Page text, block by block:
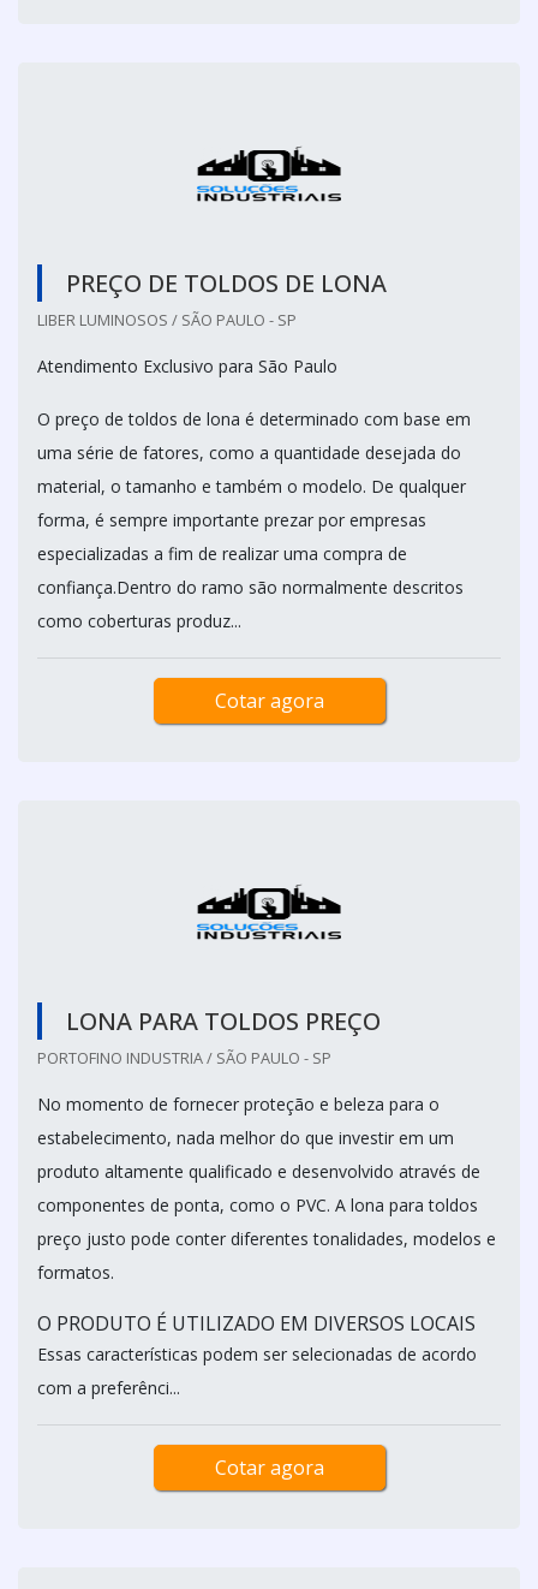
PREÇO DE TOLDOS DE LONA
LIBER LUMINOSOS / SÃO PAULO - SP
Atendimento Exclusivo para São Paulo
O preço de toldos de lona é determinado com base em
uma série de fatores, como a quantidade desejada do
material, o tamanho e também o modelo. De qualquer
forma, é sempre importante prezar por empresas
especializadas a fim de realizar uma compra de
confiança.Dentro do ramo são normalmente descritos
como coberturas produz...
Cotar agora
LONA PARA TOLDOS PREÇO
PORTOFINO INDUSTRIA / SÃO PAULO - SP
No momento de fornecer proteção e beleza para o
estabelecimento, nada melhor do que investir em um
produto altamente qualificado e desenvolvido através de
componentes de ponta, como o PVC. A lona para toldos
preço justo pode conter diferentes tonalidades, modelos e
formatos.
O PRODUTO É UTILIZADO EM DIVERSOS LOCAIS
Essas características podem ser selecionadas de acordo
com a preferênci...
Cotar agora